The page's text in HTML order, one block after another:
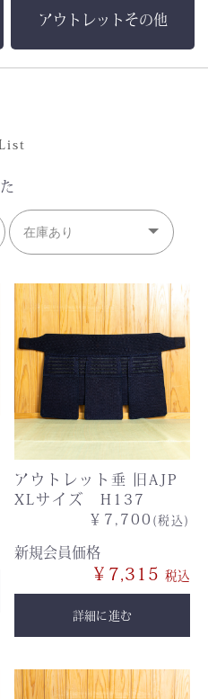
アウトレットその他
アウトレット垂 旧AJP
XLサイズ H137
￥7,700 (税込)
新規会員価格
￥7,315
詳細に進む